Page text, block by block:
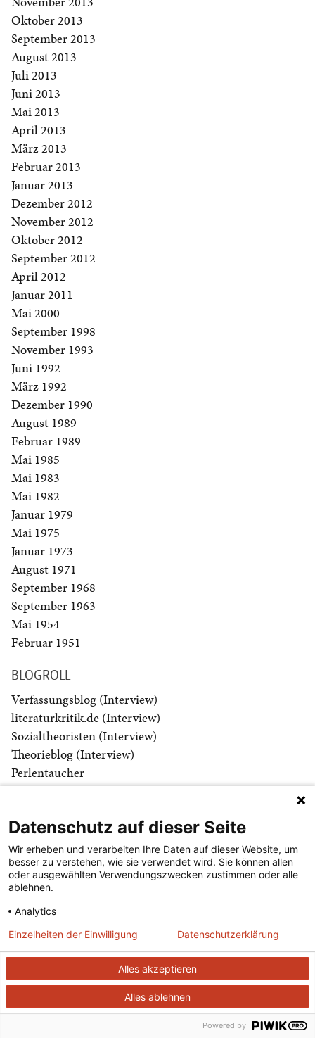
Oktober 2013
September 2013
August 2013
Juli 2013
Juni 2013
Mai 2013
April 2013
März 2013
Februar 2013
Januar 2013
Dezember 2012
November 2012
Oktober 2012
September 2012
April 2012
Januar 2011
Mai 2000
September 1998
November 1993
Juni 1992
März 1992
Dezember 1990
August 1989
Februar 1989
Mai 1985
Mai 1983
Mai 1982
Januar 1979
Mai 1975
Januar 1973
August 1971
September 1968
September 1963
Mai 1954
Februar 1951
BLOGROLL
Verfassungsblog (Interview)
literaturkritik.de (Interview)
Sozialtheoristen (Interview)
Theorieblog (Interview)
Perlentaucher
Arts & Letters Daily
Der Merkur ist seit 1947 eine der wichtigsten Kulturzeitschriften im
deutschsprachigen Raum.
SERVICE
Datenschutz auf dieser Seite
Wir erheben und verarbeiten Ihre Daten auf dieser Website, um
besser zu verstehen, wie sie verwendet wird. Sie können allen
oder ausgewählten Verwendungszwecken zustimmen oder alle
ablehnen.
Analytics
Alles akzeptieren
Alles ablehnen
Einzelheiten der Einwilligung Datenschutzerklärung
Powered by